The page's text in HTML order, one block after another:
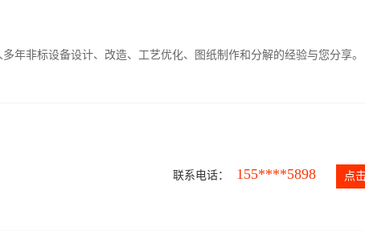
年非标设备设计、改造、工艺优化、图纸制作和分解的经验与您分享
联系电话： 155****5898 点